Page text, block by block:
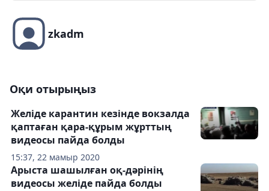
zkadm
Оқи отырыңыз
15:37, 22 мамыр 2020
Желіде карантин кезінде вокзалда
қаптаған қара-құрым жұрттың
видеосы пайда болды
Арыста шашылған оқ-дәрінің
видеосы желіде пайда болды